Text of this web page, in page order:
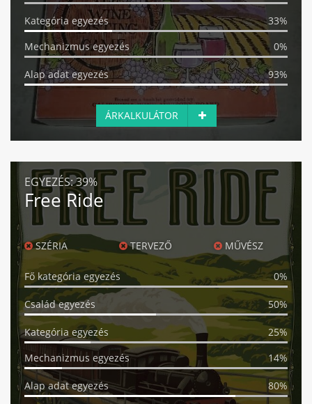
Kategória egyezés
33%
Mechanizmus egyezés
0%
Alap adat egyezés 93%
ÁRKALKULÁTOR
EGYEZÉS:39%
Free Ride
SZÉRIA TERVEZŐ MŰVÉSZ
Fő kategória egyezés 0%
Család egyezés 50%
Kategória egyezés
25%
Mechanizmus egyezés
14%
Alap adat egyezés 80%